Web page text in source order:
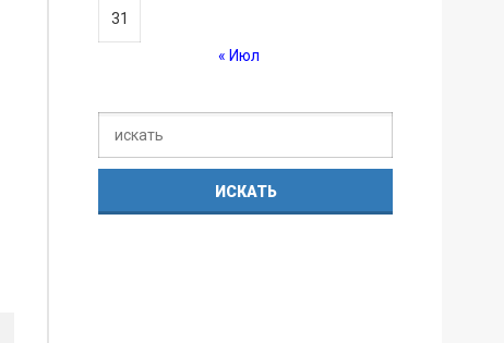
31
« Июл